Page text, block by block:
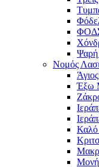
Νομός
Έξω